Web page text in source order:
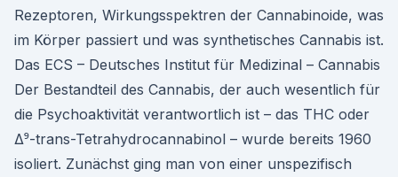
Rezeptoren, Wirkungsspektren der Cannabinoide, was
im Körper passiert und was synthetisches Cannabis ist.
Das ECS – Deutsches Institut für Medizinal – Cannabis
Der Bestandteil des Cannabis, der auch wesentlich für
die Psychoaktivität verantwortlich ist – das THC oder
Δ⁹-trans-Tetrahydrocannabinol – wurde bereits 1960
isoliert. Zunächst ging man von einer unspezifisch